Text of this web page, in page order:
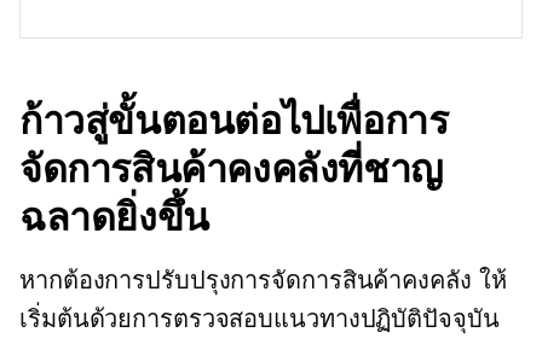
ก้าวสู่ขั้นตอนต่อไปเพื่อการ
จัดการสินค้าคงคลังที่ชาญ
ฉลาดยิ่งขึ้น
หากต้องการปรับปรุงการจัดการสินค้าคงคลัง ให้
เริ่มต้นด้วยการตรวจสอบแนวทางปฏิบัติปัจจุบัน